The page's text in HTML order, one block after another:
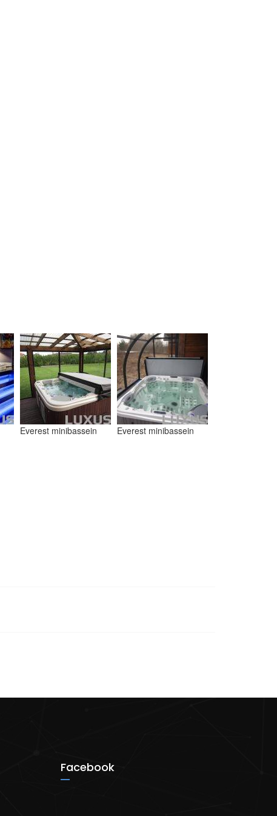
Everest minibassein Everest minibassein
Facebook